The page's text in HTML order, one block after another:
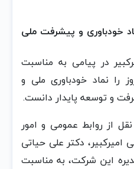
بهمن نماد خودباوری و پیشرفت ملی
در پیامی به مناسبت
روز را نماد خودباوری ملی و
و توسعه پایدار دانست.
ماهشهر۲۴ به نقل از روابط عمومی و امور
دکتر علی حیاتی
این شرکت، به مناسبت